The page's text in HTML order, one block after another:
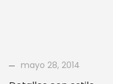
mayo 28, 2014